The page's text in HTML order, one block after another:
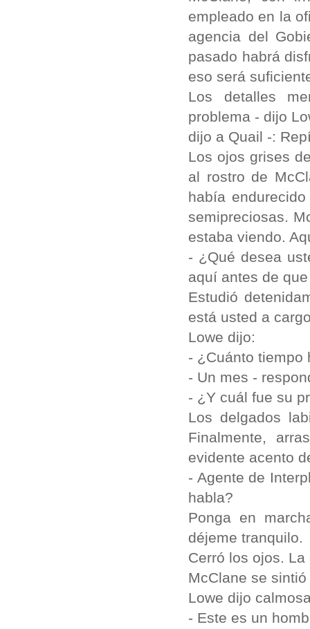
empleado en la
agencia del
pasado habrá
eso será
Los detalles
problema - dijo
dijo a Quail -:
Los ojos grises
al rostro de
había
semipreciosas.
estaba viendo.
- ¿Qué desea
aquí antes de
Estudió
está usted a
Lowe dijo:
- ¿Cuánto tiempo
- Un mes -
- ¿Y cuál fue su
Los delgados
Finalmente,
evidente acento
- Agente de
habla?
Ponga en
déjeme tranquilo.
Cerró los ojos.
McClane se
Lowe dijo
- Este es un